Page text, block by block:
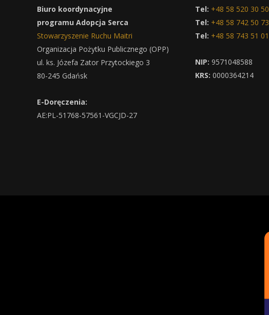
Biuro koordynacyjne
programu Adopcja Serca
Stowarzyszenie Ruchu Maitri
Organizacja Pożytku Publicznego (OPP)
ul. ks. Józefa Zator Przytockiego 3
80-245 Gdańsk
E-Doręczenia:
AE:PL-51768-57561-VGCJD-27
Tel: +48 58 520 30 50
Tel: +48 58 742 50 73
Tel: +48 58 743 51 01
NIP: 9571048588
KRS: 0000364214